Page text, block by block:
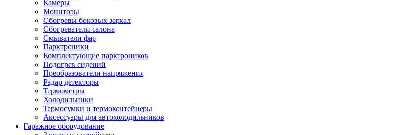
Камеры
Мониторы
Обогревы боковых зеркал
Обогреватели салона
Омыватели фар
Парктроники
Комплектующие парктроников
Подогрев сидений
Преобразователи напряжения
Радар детекторы
Термометры
Холодильники
Термосумки и термоконтейнеры
Аксессуары для автохолодильников
Гаражное оборудование